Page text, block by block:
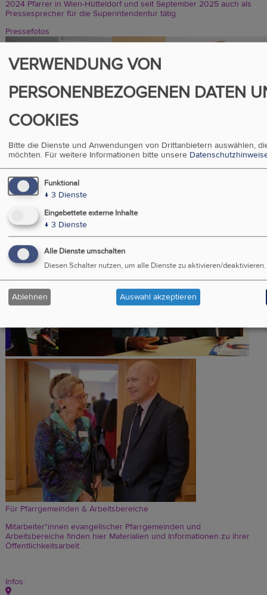
2024 Pfarrer in Wien-Hütteldorf und seit September 2025 auch als
Pressesprecher für die Superintendentur tätig.
Pressefotos
Bild
Bild Bild Bild
Bild Bild Bild Bild
Für Pfarrgemeinden & Arbeitsbereiche
Mitarbeiter*innen evangelischer Pfarrgemeinden und
Arbeitsbereiche finden hier Materialien und Informationen zu ihrer
Öffentlichkeitsarbeit.
Infos:
VERWENDUNG VON
PERSONENBEZOGENEN DATEN
COOKIES
Bitte die Dienste und Anwendungen von Drittanbietern auswählen,
möchten. Für weitere Informationen bitte unsere
Funktional
↓ 3 Dienste
Eingebettete externe Inhalte
↓ 3 Dienste
Alle Dienste umschalten
Diesen Schalter nutzen, um alle Dienste zu aktivieren/deaktivieren.
Ablehnen Auswahl akzeptieren